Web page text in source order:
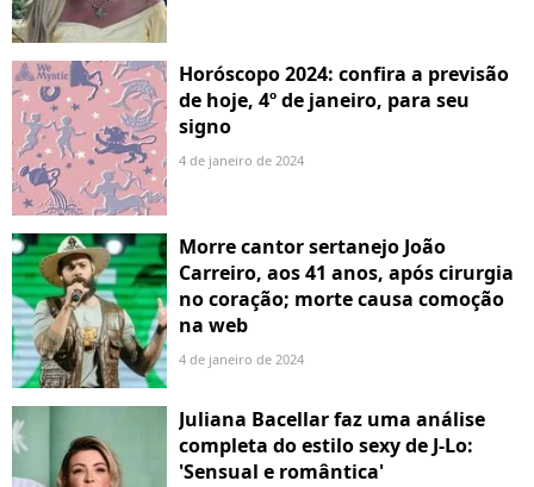
Horóscopo 2024: confira a previsão
de hoje, 4º de janeiro, para seu
signo
4 de janeiro de 2024
Morre cantor sertanejo João
Carreiro, aos 41 anos, após cirurgia
no coração; morte causa comoção
na web
4 de janeiro de 2024
Juliana Bacellar faz uma análise
completa do estilo sexy de J-Lo:
'Sensual e romântica'